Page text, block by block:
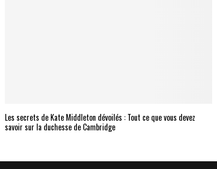
Les secrets de Kate Middleton dévoilés : Tout ce que vous devez
savoir sur la duchesse de Cambridge